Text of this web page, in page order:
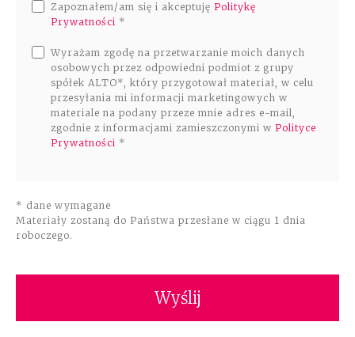
ALTOstratus
Kontakt
Zapoznałem/am się i akceptuję Politykę
Prywatności *
Wyrażam zgodę na przetwarzanie moich danych
osobowych przez odpowiedni podmiot z grupy
spółek ALTO*, który przygotował materiał, w celu
przesyłania mi informacji marketingowych w
materiale na podany przeze mnie adres e-mail,
zgodnie z informacjami zamieszczonymi w Polityce
Prywatności *
* dane wymagane
Materiały zostaną do Państwa przesłane w ciągu 1 dnia
roboczego.